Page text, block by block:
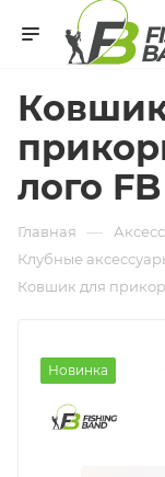
лого FB
Главная —
Клубные
Ковшик для
Новинка